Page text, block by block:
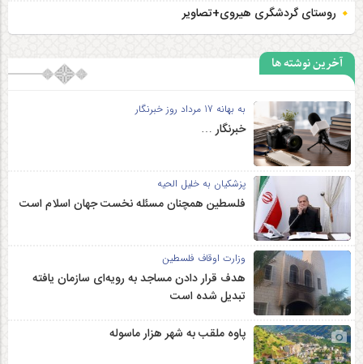
روستای گردشگری هیروی+تصاویر
آخرین نوشته ها
به بهانه 17 مرداد روز خبرنگار
خبرنگار …
پزشکیان به خلیل الحیه
فلسطین همچنان مسئله نخست جهان اسلام است
وزارت اوقاف فلسطین
هدف قرار دادن مساجد به رویه‌ای سازمان‌ یافته
تبدیل شده است
پاوه ملقب به شهر هزار ماسوله